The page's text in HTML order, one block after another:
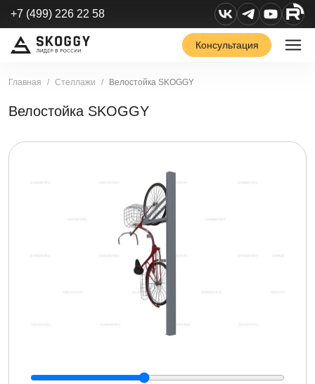
+7 (499) 226 22 58
Консультация
Главная Стеллажи Велостойка SKOGGY
Велостойка SKOGGY